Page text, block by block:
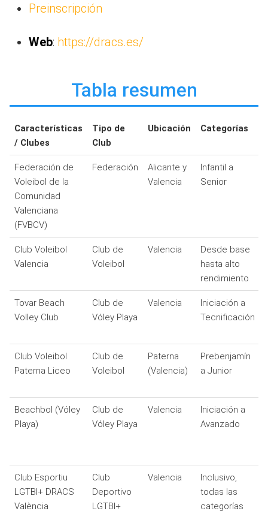
Preinscripción
Web: https://dracs.es/
Tabla resumen
Características
/ Clubes
Tipo de
Club
Ubicación Categorías
Federación de
Voleibol de la
Comunidad
Valenciana
(FVBCV)
Federación
Alicante y
Valencia
Infantil a
Senior
Club Voleibol
Valencia
Club de
Voleibol
Valencia
Desde base
hasta alto
rendimiento
Tovar Beach
Volley Club
Club de
Vóley Playa
Valencia
Iniciación a
Tecnificación
Club Voleibol
Paterna Liceo
Club de
Voleibol
Paterna
(Valencia)
Prebenjamín
a Junior
Beachbol (Vóley
Playa)
Club de
Vóley Playa
Valencia
Iniciación a
Avanzado
Club Esportiu
LGTBI+ DRACS
València
Club
Deportivo
LGTBI+
Valencia
Inclusivo,
todas las
categorías